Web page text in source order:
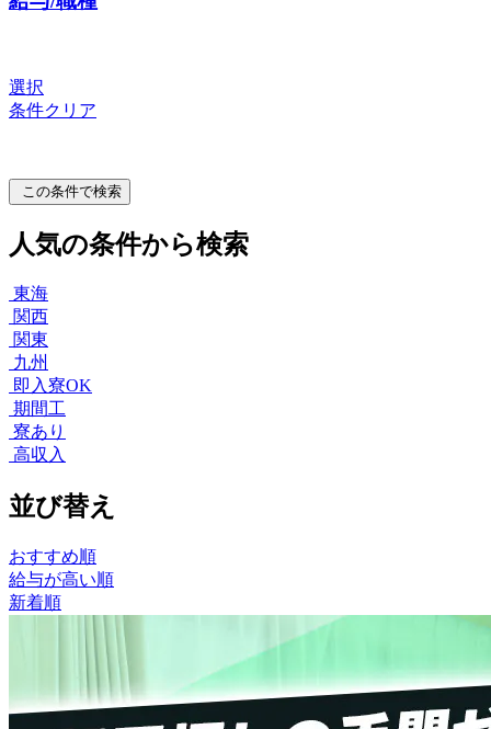
選択
条件クリア
この条件で検索
人気の条件から検索
東海
関西
関東
九州
即入寮OK
期間工
寮あり
高収入
並び替え
おすすめ順
給与が高い順
新着順